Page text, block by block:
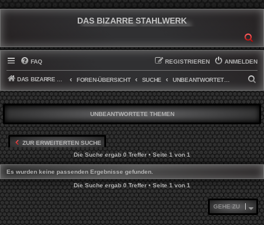
DAS BIZARRE STAHLWERK
FAQ ANMELDEN
REGISTRIEREN
DAS BIZARRE STAHLWERK FOREN-ÜBERSICHT SUCHE
U
C
H
E
UNBEANTWORTETE THEMEN
ZUR ERWEITERTEN SUCHE
Die Suche ergab 0 Treffer • Seite1von1
Es wurden keine passenden Ergebnisse gefunden.
Die Suche ergab 0 Treffer • Seite1von1
GEHE ZU